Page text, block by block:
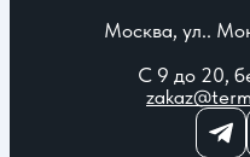
Москва, ул..
С 9 до 20,